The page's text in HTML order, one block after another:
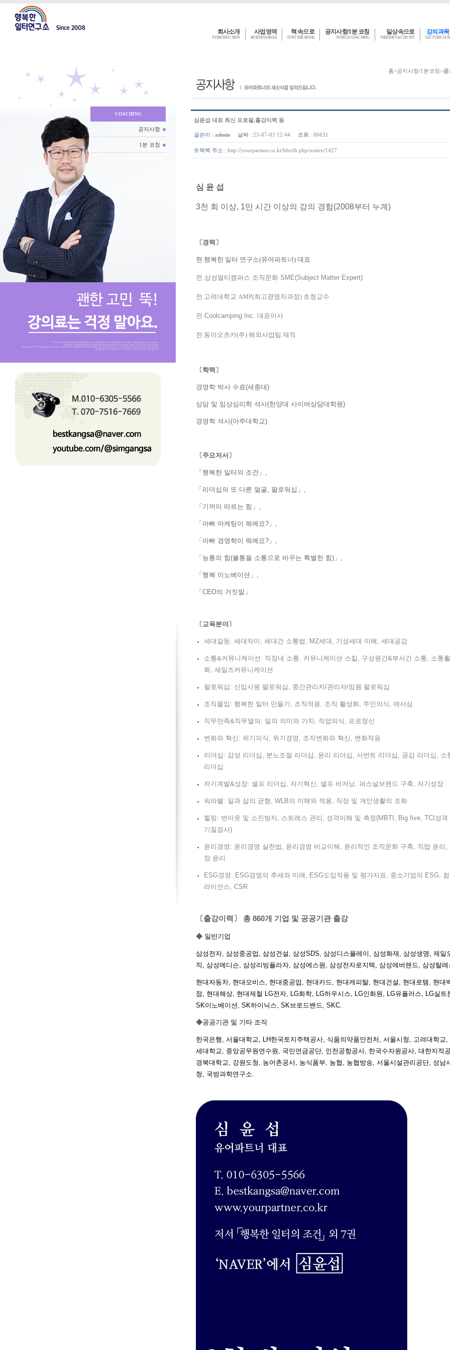
회사소개
INTRODUCTION
사업영역
BUSINESS AREA
책 속으로
INTO THE BOOK
공지사항/1분 코칭
NOTICE/COACHING
일상속으로
WRITER'S ACTIVITY
강의과
LECTURE
COACHING
공지사항
1분 코칭
홈>공지사항/1분코칭>공
심윤섭 대표 최신 프로필,출강이력 등
글쓴이 : admin 날짜 : 23-07-03 12:44 조회 : 86631
트랙백 주소 : http://yourpartner.co.kr/bbs/tb.php/notice/1427
심 윤 섭
3천 회 이상, 1만 시간 이상의 강의 경험(2008부터 누계)
〔경력〕
현.행복한 일터 연구소(유어파트너) 대표
전.삼성멀티캠퍼스 조직문화 SME(Subject Matter Expert)
전.고려대학교 AMP(최고경영자과정) 초청교수
전.Coolcamping Inc. 대표이사
전.동아오츠카(주) 해외사업팀 재직
〔학력〕
경영학 박사 수료(세종대)
상담 및 임상심리학 석사(한양대 사이버상담대학원)
경영학 석사(아주대학교)
〔주요저서〕
「행복한 일터의 조건」,
「리더십의 또 다른 얼굴, 팔로워십」,
「기꺼이 따르는 힘」,
「아빠 마케팅이 뭐예요?」,
「아빠 경영학이 뭐예요?」,
「능통의 힘(불통을 소통으로 바꾸는 특별한 힘)」,
「행복 이노베이션」,
「CEO의 거짓말」
〔교육분야〕
세대갈등: 세대차이, 세대간 소통법, MZ세대, 기성세대 이해, 세대공감
소통&커뮤니케이션: 직장내 소통, 커뮤니케이션 스킬, 구성원간&부서간 소통, 소통
화, 세일즈커뮤니케이션
팔로워십: 신입사원 팔로워십, 중간관리자/관리자/임원 팔로워십
조직몰입: 행복한 일터 만들기, 조직적응, 조직 활성화, 주인의식, 애사심
직무만족&직무열의: 일의 의미와 가치, 직업의식, 프로정신
변화와 혁신: 위기의식, 위기경영, 조직변화와 혁신, 변화적응
리더십: 감성 리더십, 분노조절 리더십, 윤리 리더십, 서번트 리더십, 공감 리더십, 소
리더십
자기계발&성장: 셀프 리더십, 자기혁신, 셀프 비저닝, 퍼스널브랜드 구축, 자기성장
워라밸: 일과 삶의 균형, WLB의 이해와 적용, 직장 및 개인생활의 조화
힐링: 번아웃 및 소진방지, 스트레스 관리, 성격이해 및 측정(MBTI, Big five, TCI성격
기질검사)
윤리경영: 윤리경영 실천법, 윤리경영 비교이해, 윤리적인 조직문화 구축, 직업 윤리,
장 윤리
ESG경영: ESG경영의 추세와 미래, ESG도입적용 및 평가지표, 중소기업의 ESG,
라이언스, CSR
〔출강이력〕 총 860개 기업 및 공공기관 출강
◆ 일반기업
삼성전자, 삼성중공업, 삼성건설, 삼성SDS, 삼성디스플레이, 삼성화재, 삼성생명, 제일
직, 삼성메디슨, 삼성리빙플라자, 삼성에스원, 삼성전자로지텍, 삼성에버랜드, 삼성탈레
현대자동차, 현대모비스, 현대중공업, 현대카드, 현대캐피탈, 현대건설, 현대로템, 현대
점, 현대해상, 현대제철 LG전자, LG화학, LG하우시스, LG인화원, LG유플러스, LG실트
SK이노베이션, SK하이닉스, SK브로드밴드, SKC.
◆공공기관 및 기타 조직
한국은행, 서울대학교, LH한국토지주택공사, 식품의약품안전처, 서울시청, 고려대학교,
세대학교, 중앙공무원연수원, 국민연금공단, 인천공항공사, 한국수자원공사, 대한지적
경북대학교, 강원도청, 농어촌공사, 농식품부, 농협, 농협방송, 서울시설관리공단, 성남
청, 국방과학연구소.